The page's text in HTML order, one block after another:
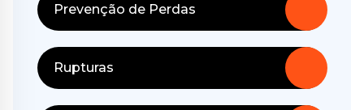
Prevenção de Perdas
Rupturas